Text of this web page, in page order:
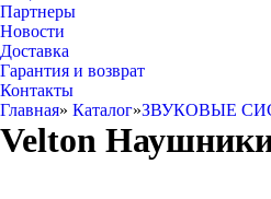
Партнеры
Новости
Доставка
Гарантия и возврат
Контакты
Главная» Каталог»ЗВУКОВЫЕ
Velton